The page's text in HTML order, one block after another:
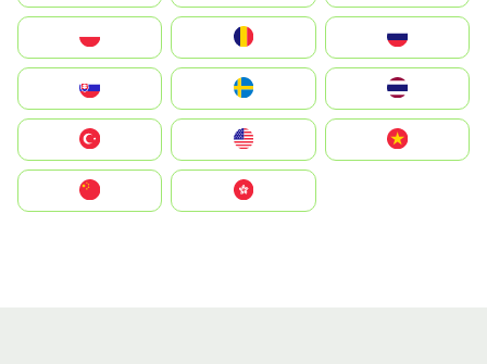
United States
中國香港特別行政區